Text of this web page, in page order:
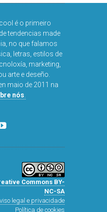
é o primeiro
tendencias made
no que falamos
letras, estilos de
marketing,
arte e deseño.
maio de 2011 na
nós
Commons BY-
NC-SA
legal e privacidade
Política de cookies